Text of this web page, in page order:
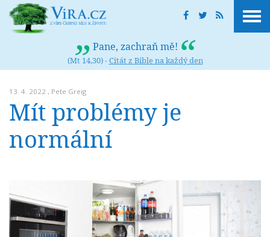
Pane, zachraň mě!
(Mt 14,30) -Citát z Bible na každý den
13. 4. 2022 , Pete Greig
Mít problémy je
normální